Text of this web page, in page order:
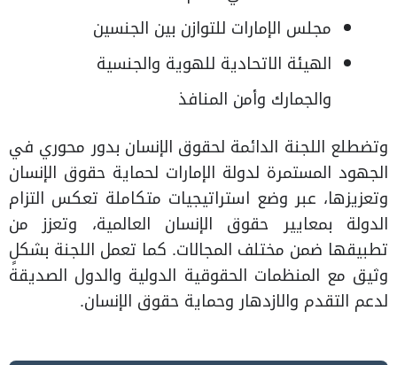
مجلس الإمارات للتوازن بين الجنسين
الهيئة الاتحادية للهوية والجنسية
والجمارك وأمن المنافذ
وتضطلع اللجنة الدائمة لحقوق الإنسان بدور محوري في
الجهود المستمرة لدولة الإمارات لحماية حقوق الإنسان
وتعزيزها، عبر وضع استراتيجيات متكاملة تعكس التزام
الدولة بمعايير حقوق الإنسان العالمية، وتعزز من
تطبيقها ضمن مختلف المجالات. كما تعمل اللجنة بشكلٍ
وثيق مع المنظمات الحقوقية الدولية والدول الصديقة
لدعم التقدم والازدهار وحماية حقوق الإنسان.